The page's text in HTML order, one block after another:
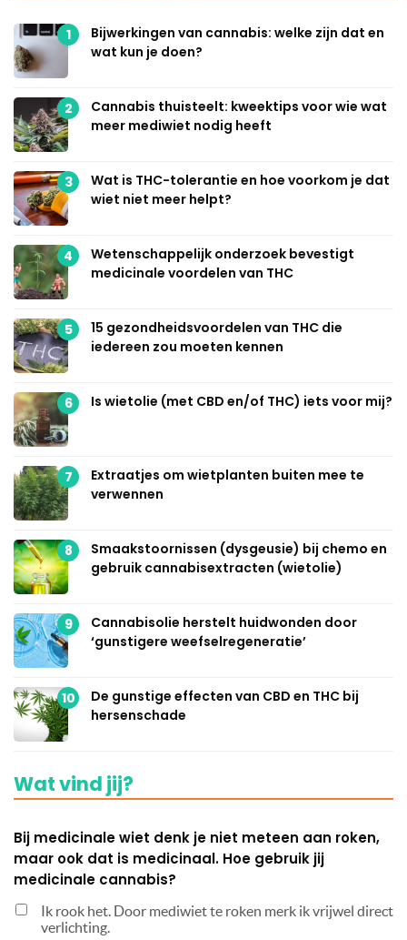
1
Bijwerkingen van cannabis: welke zijn dat en
wat kun je doen?
2
Cannabis thuisteelt: kweektips voor wie wat
meer mediwiet nodig heeft
3
Wat is THC-tolerantie en hoe voorkom je dat
wiet niet meer helpt?
4
Wetenschappelijk onderzoek bevestigt
medicinale voordelen van THC
5
15 gezondheidsvoordelen van THC die
iedereen zou moeten kennen
6 Is wietolie (met CBD en/of THC) iets voor mij?
7
Extraatjes om wietplanten buiten mee te
verwennen
8
Smaakstoornissen (dysgeusie) bij chemo en
gebruik cannabisextracten (wietolie)
9
Cannabisolie herstelt huidwonden door
‘gunstigere weefselregeneratie’
10
De gunstige effecten van CBD en THC bij
hersenschade
Wat vind jij?
Bij medicinale wiet denk je niet meteen aan roken,
maar ook dat is medicinaal. Hoe gebruik jij
medicinale cannabis?
Ik rook het. Door mediwiet te roken merk ik vrijwel direct
verlichting.